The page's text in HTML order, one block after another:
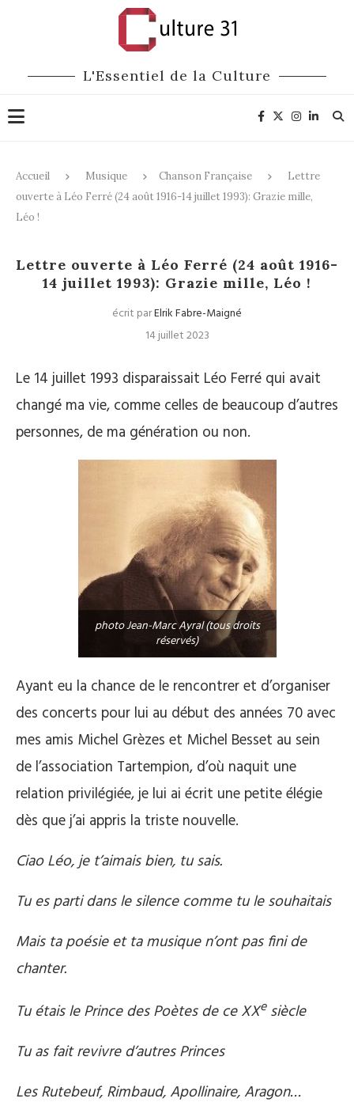
L'Essentiel de la Culture
Accueil Musique Chanson Française
Lettre
ouverte à Léo Ferré (24 août 1916-14 juillet 1993): Grazie mille,
Léo !
Chanson Française
Lettre ouverte à Léo Ferré (24 août 1916-
14 juillet 1993): Grazie mille, Léo !
écrit parElrik Fabre-Maigné
14 juillet 2023
Le 14 juillet 1993 disparaissait Léo Ferré qui avait
changé ma vie, comme celles de beaucoup d’autres
personnes, de ma génération ou non.
photo Jean-Marc Ayral (tous droits
réservés)
Ayant eu la chance de le rencontrer et d’organiser
des concerts pour lui au début des années 70 avec
mes amis Michel Grèzes et Michel Besset au sein
de l’association Tartempion, d’où naquit une
relation privilégiée, je lui ai écrit une petite élégie
dès que j’ai appris la triste nouvelle.
Ciao Léo, je t’aimais bien, tu sais.
Tu es parti dans le silence comme tu le souhaitais
Mais ta poésie et ta musique n’ont pas fini de
chanter.
Tu étais le Prince des Poètes de ce XXesiècle
Tu as fait revivre d’autres Princes
Les Rutebeuf, Rimbaud, Apollinaire, Aragon…